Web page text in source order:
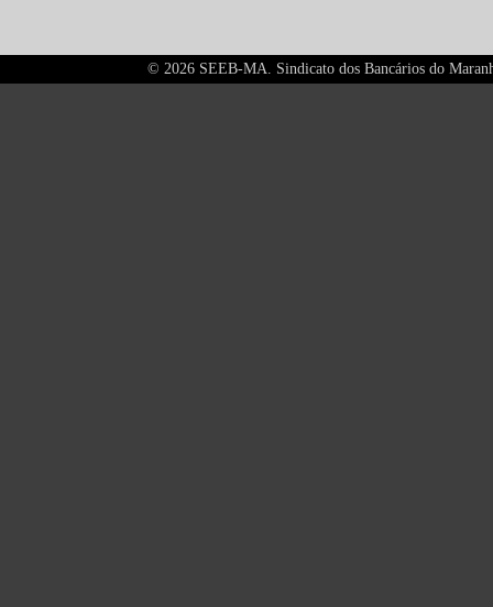
© 2026 SEEB-MA. Sindicato dos Bancários do